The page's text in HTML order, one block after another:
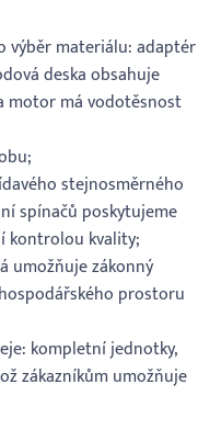
výběr materiálu: adaptér
deska obsahuje
motor má vodotěsnost
stejnosměrného
spínačů poskytujeme
kontrolou kvality;
umožňuje zákonný
prostoru
kompletní jednotky,
zákazníkům umožňuje